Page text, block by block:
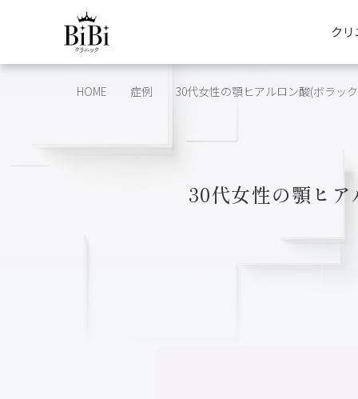
ク
HOME 症例 30代女性の顎ヒアルロン酸(ボラッ
30代女性の顎ヒ